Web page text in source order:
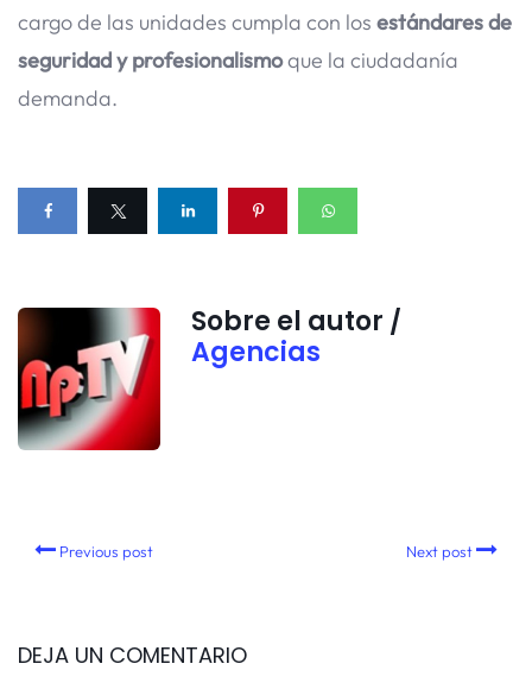
cargo de las unidades cumpla con los estándares de
seguridad y profesionalismoque la ciudadanía
demanda.
Sobre el autor /
Agencias
Previous post Next post
DEJA UN COMENTARIO